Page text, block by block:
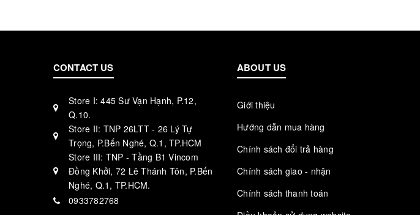
CONTACT US
Store I: 445 Sư Vạn Hạnh, P.12,
Q.10.
Store II: TNP 26LTT - 26 Lý Tự
Trọng, P.Bến Nghé, Q.1, TP.HCM
Store III: TNP - Tầng B1 Vincom
Đồng Khởi, 72 Lê Thánh Tôn, P.Bến
Nghé, Q.1, TP.HCM.
0933782768
ABOUT US
Giới thiệu
Hướng dẫn mua hàng
Chính sách đổi trả hàng
Chính sách giao - nhận
Chính sách thanh toán